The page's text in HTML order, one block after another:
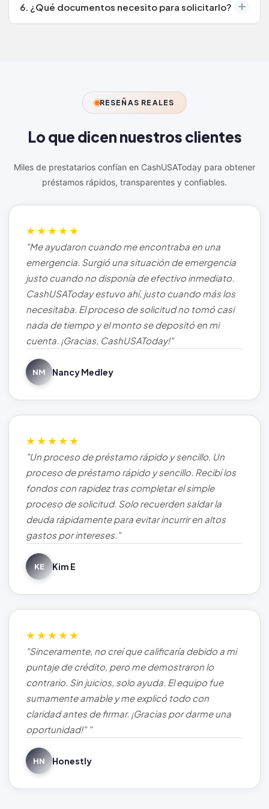
pagar por adelantado puede ahorrarle intereses.
6. ¿Qué documentos necesito para solicitarlo?
RESEÑAS REALES
Lo que dicen nuestros clientes
Miles de prestatarios confían en CashUSAToday para obtener
préstamos rápidos, transparentes y confiables.
★★★★★
"Me ayudaron cuando me encontraba en una
emergencia. Surgió una situación de emergencia
justo cuando no disponía de efectivo inmediato.
CashUSAToday estuvo ahí, justo cuando más los
necesitaba. El proceso de solicitud no tomó casi
nada de tiempo y el monto se depositó en mi
cuenta. ¡Gracias, CashUSAToday!"
NM Nancy Medley
★★★★★
"Un proceso de préstamo rápido y sencillo. Un
proceso de préstamo rápido y sencillo. Recibí los
fondos con rapidez tras completar el simple
proceso de solicitud. Solo recuerden saldar la
deuda rápidamente para evitar incurrir en altos
gastos por intereses."
KE Kim E
★★★★★
"Sinceramente, no creí que calificaría debido a mi
puntaje de crédito, pero me demostraron lo
contrario. Sin juicios, solo ayuda. El equipo fue
sumamente amable y me explicó todo con
claridad antes de firmar. ¡Gracias por darme una
oportunidad!" "
HN Honestly